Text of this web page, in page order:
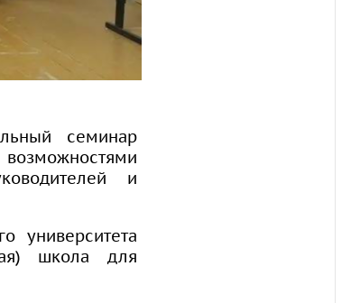
семинар
и
университета
школа для